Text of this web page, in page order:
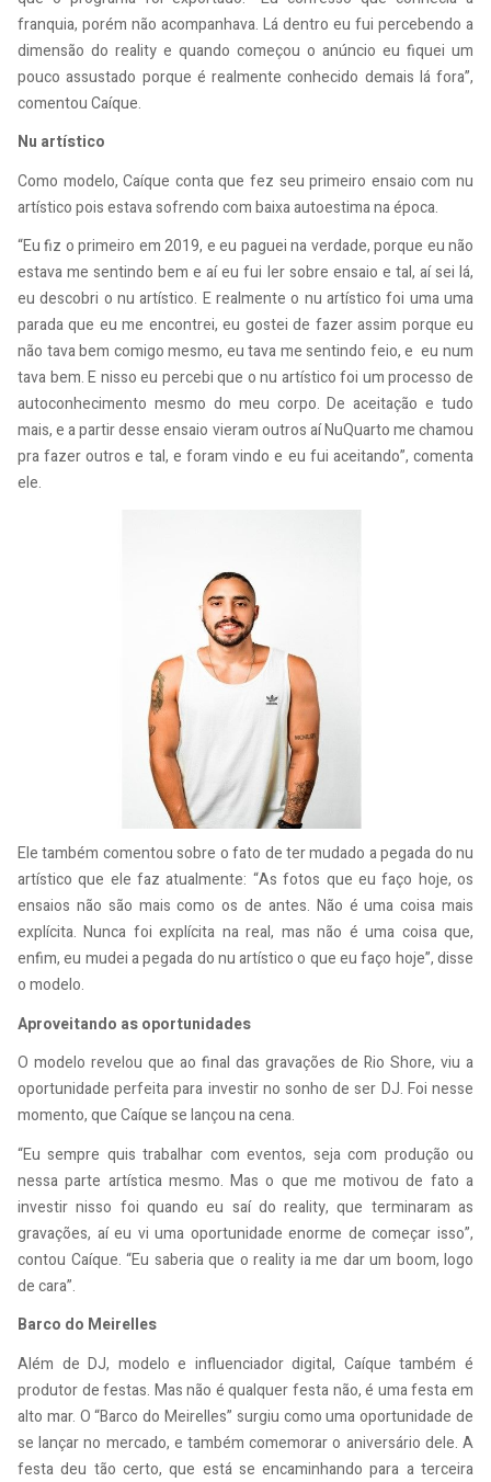
franquia, porém não acompanhava. Lá dentro eu fui percebendo a
dimensão do reality e quando começou o anúncio eu fiquei um
pouco assustado porque é realmente conhecido demais lá fora”,
comentou Caíque.
Nu artístico
Como modelo, Caíque conta que fez seu primeiro ensaio com nu
artístico pois estava sofrendo com baixa autoestima na época.
“Eu fiz o primeiro em 2019, e eu paguei na verdade, porque eu não
estava me sentindo bem e aí eu fui ler sobre ensaio e tal, aí sei lá,
eu descobri o nu artístico. E realmente o nu artístico foi uma uma
parada que eu me encontrei, eu gostei de fazer assim porque eu
não tava bem comigo mesmo, eu tava me sentindo feio, e eu num
tava bem. E nisso eu percebi que o nu artístico foi um processo de
autoconhecimento mesmo do meu corpo. De aceitação e tudo
mais, e a partir desse ensaio vieram outros aí NuQuarto me chamou
pra fazer outros e tal, e foram vindo e eu fui aceitando”, comenta
ele.
Ele também comentou sobre o fato de ter mudado a pegada do nu
artístico que ele faz atualmente: “As fotos que eu faço hoje, os
ensaios não são mais como os de antes. Não é uma coisa mais
explícita. Nunca foi explícita na real, mas não é uma coisa que,
enfim, eu mudei a pegada do nu artístico o que eu faço hoje”, disse
o modelo.
Aproveitando as oportunidades
O modelo revelou que ao final das gravações de Rio Shore, viu a
oportunidade perfeita para investir no sonho de ser DJ. Foi nesse
momento, que Caíque se lançou na cena.
“Eu sempre quis trabalhar com eventos, seja com produção ou
nessa parte artística mesmo. Mas o que me motivou de fato a
investir nisso foi quando eu saí do reality, que terminaram as
gravações, aí eu vi uma oportunidade enorme de começar isso”,
contou Caíque. “Eu saberia que o reality ia me dar um boom, logo
de cara”.
Barco do Meirelles
Além de DJ, modelo e influenciador digital, Caíque também é
produtor de festas. Mas não é qualquer festa não, é uma festa em
alto mar. O “Barco do Meirelles” surgiu como uma oportunidade de
se lançar no mercado, e também comemorar o aniversário dele. A
festa deu tão certo, que está se encaminhando para a terceira